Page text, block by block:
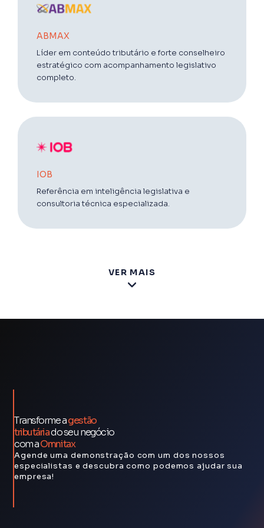
ABMAX
Líder em conteúdo tributário e forte conselheiro
estratégico com acompanhamento legislativo
completo.
IOB
Referência em inteligência legislativa e
consultoria técnica especializada.
ESCODA
Consultoria especializada integrando
compliance fiscal avançado através de nossas
APIs nativas.
VER MAIS
Transforme agestão
tributáriado seu negócio
com aOmnitax
Agende uma demonstração com um dos nossos
especialistas e descubra como podemos ajudar sua
empresa!